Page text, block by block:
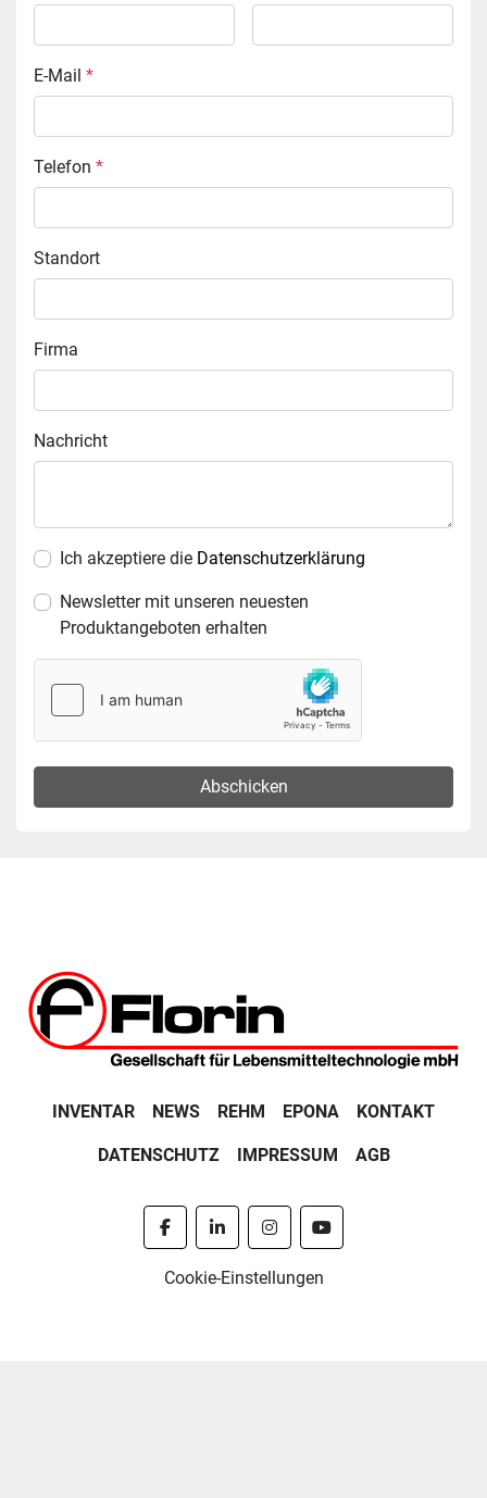
E-Mail *
Telefon *
Standort
Firma
Nachricht
Ich akzeptiere die Datenschutzerklärung
Newsletter mit unseren neuesten
Produktangeboten erhalten
Abschicken
INVENTAR NEWS REHM EPONA KONTAKT
DATENSCHUTZ IMPRESSUM AGB
facebooklinkedininstagramyoutube
Cookie-Einstellungen